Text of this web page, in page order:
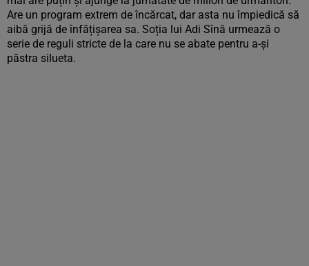
Are un program extrem de încărcat, dar asta nu împiedică să
aibă grijă de înfățișarea sa. Soția lui Adi Sînă urmează o
serie de reguli stricte de la care nu se abate pentru a-și
păstra silueta.